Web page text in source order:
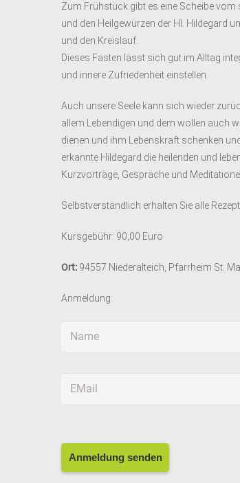
Zum Frühstück gibt es eine Scheibe
und den Heilgewürzen der Hl. Hildegard
und den Kreislauf.
Dieses Fasten lässt sich gut im Alltag
und innere Zufriedenheit einstellen.
Auch unsere Seele kann sich wieder
allem Lebendigen und dem wollen auch
dienen und ihm Lebenskraft schenken
erkannte Hildegard die heilenden und
Kurzvorträge, Gespräche und
Selbstverständlich erhalten Sie alle
Kursgebühr: 90,00 Euro
Ort: 94557 Niederalteich, Pfarrheim St.
Anmeldung: